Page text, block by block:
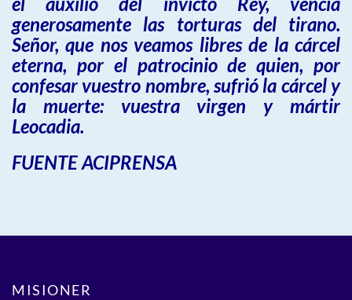
generosamente las torturas del tirano.
Señor, que nos veamos libres de la cárcel
eterna, por el patrocinio de quien, por
confesar vuestro nombre, sufrió la cárcel y
la muerte: vuestra virgen y mártir
Leocadia.
FUENTE ACIPRENSA
MISIONER